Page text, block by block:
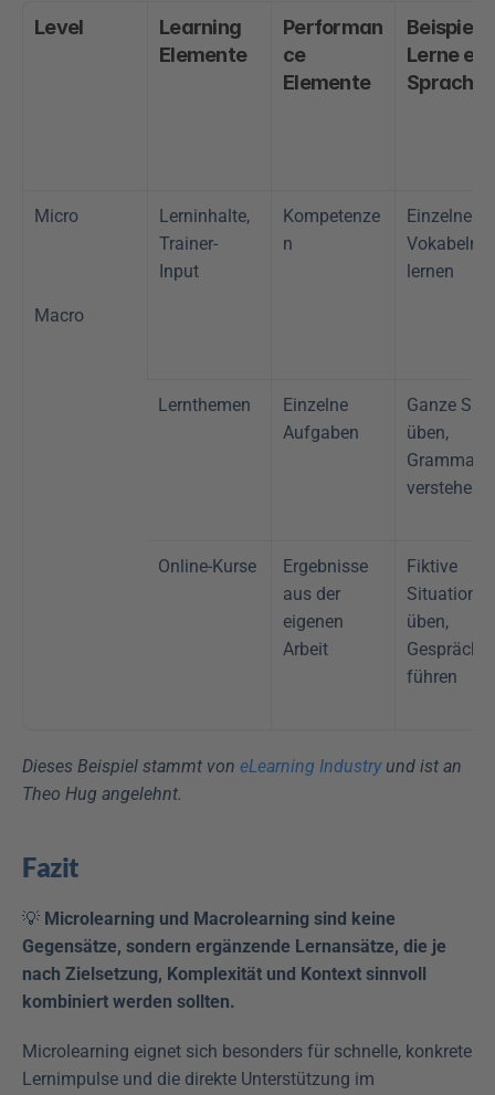
Level
Learning
Elemente
Performan
ce
Elemente
Beispiel 1:
Lerne
Sprache
Micro
Macro
Lerninhalte,
Trainer-
Input
Kompetenze
n
Einzelne
Vokabeln
lernen
Lernthemen
Einzelne
Aufgaben
Ganze
üben,
Grammatik
verstehen
Online-Kurse
Ergebnisse
aus der
eigenen
Arbeit
Fiktive
Situation
üben,
Gespräche
führen
Dieses Beispiel stammt von eLearning Industry und ist an
Theo Hug angelehnt.
Fazit
💡 Microlearning und Macrolearning sind keine
Gegensätze, sondern ergänzende Lernansätze, die je
nach Zielsetzung, Komplexität und Kontext sinnvoll
kombiniert werden sollten.
Microlearning eignet sich besonders für schnelle, konkrete
Lernimpulse und die direkte Unterstützung im